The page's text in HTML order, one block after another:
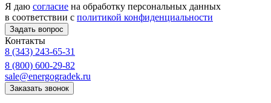
Я даю согласие на обработку персональных данных
в соответствии с политикой конфиденциальности
Контакты
8 (343) 243-65-31
8 (800) 600-29-82
sale@energogradek.ru